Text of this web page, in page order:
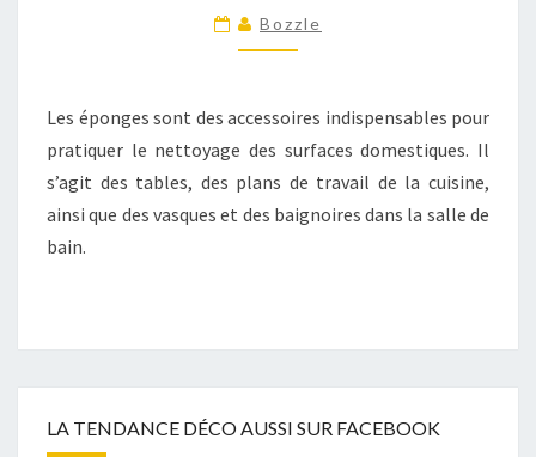
MÈRES
POUR
UNE
ÉPONGE
Bozzle
Les éponges sont des accessoires indispensables pour
pratiquer le nettoyage des surfaces domestiques. Il
s’agit des tables, des plans de travail de la cuisine,
ainsi que des vasques et des baignoires dans la salle de
bain.
LA TENDANCE DÉCO AUSSI SUR FACEBOOK